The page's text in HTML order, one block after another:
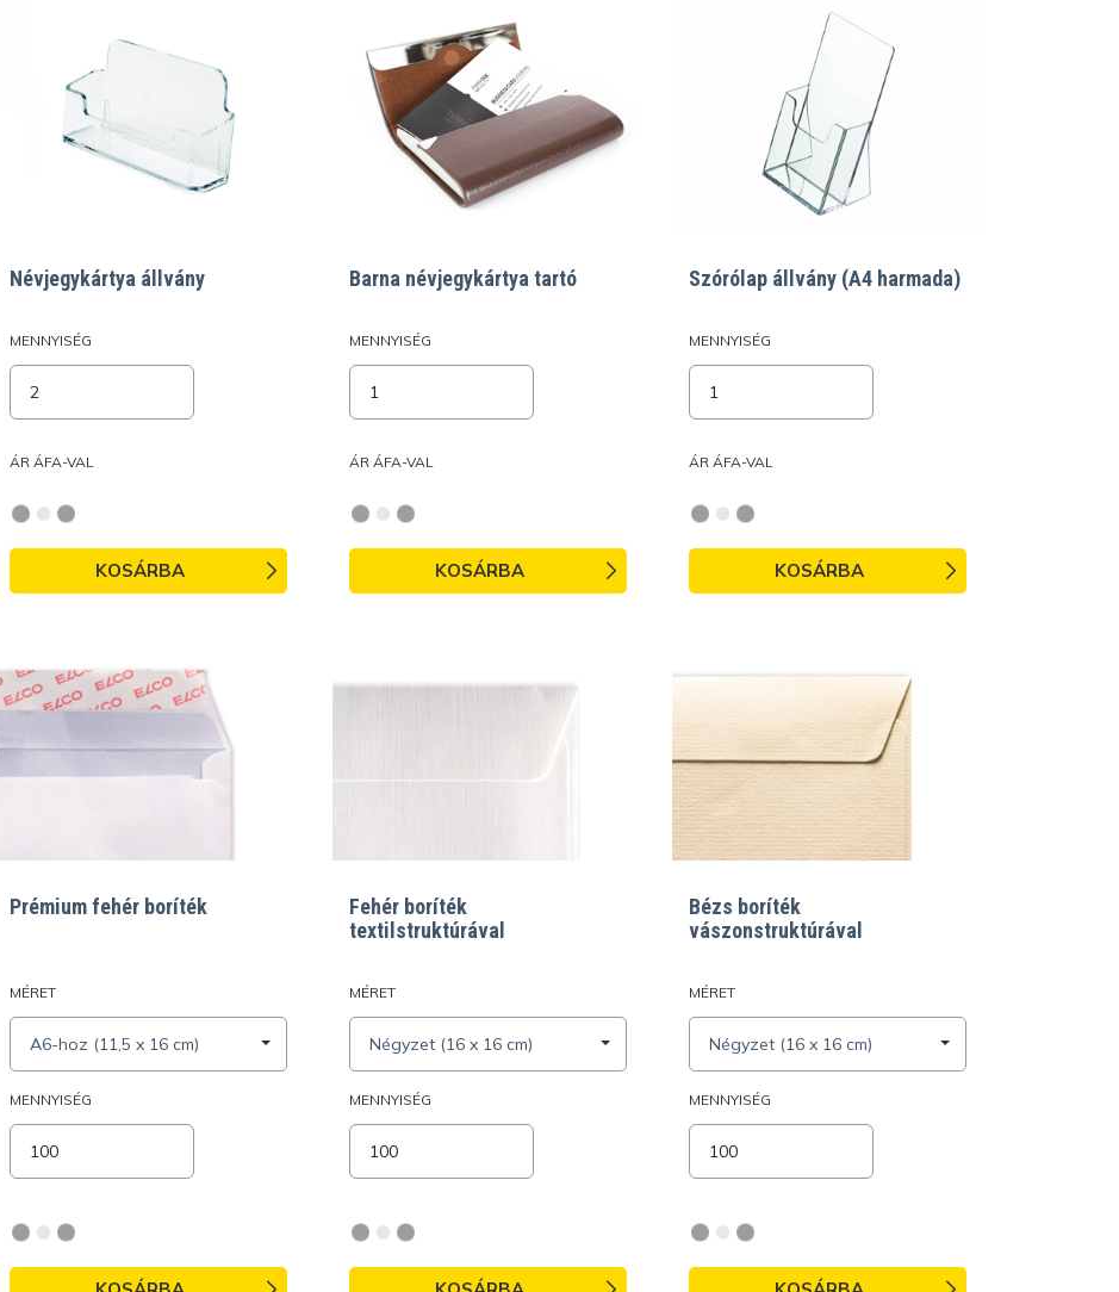
Névjegykártya állvány
MENNYISÉG
ÁR ÁFA-VAL
KOSÁRBA
Barna névjegykártya tartó
MENNYISÉG
ÁR ÁFA-VAL
KOSÁRBA
Szórólap állvány (A4 harmada)
MENNYISÉG
ÁR ÁFA-VAL
KOSÁRBA
Prémium fehér boríték
MÉRET
A6-hoz (11,5 x 16 cm)
MENNYISÉG
Fehér boríték
textilstruktúrával
MÉRET
Négyzet (16 x 16 cm)
MENNYISÉG
Bézs boríték
vászonstruktúrával
MÉRET
Négyzet (16 x 16 cm)
MENNYISÉG